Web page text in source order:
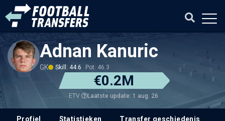
Adnan Kanuric
GK Skill: 44.6 Pot: 46.3
€0.2M
ETV Laatste update: 1 aug. 26
Profiel Statistieken Transfer geschiedenis